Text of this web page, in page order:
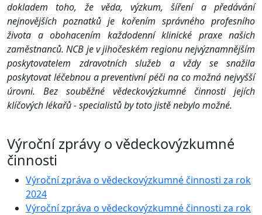
dokladem toho, že věda, výzkum, šíření a předávání
nejnovějších poznatků je kořením správného profesního
života a obohacením každodenní klinické praxe našich
zaměstnanců. NCB je v jihočeském regionu nejvýznamnějším
poskytovatelem zdravotních služeb a vždy se snažila
poskytovat léčebnou a preventivní péči na co možná nejvyšší
úrovni. Bez souběžné vědeckovýzkumné činnosti jejích
klíčových lékařů - specialistů by toto jistě nebylo možné.
Výroční zprávy o vědeckovýzkumné
činnosti
Výroční zpráva o vědeckovýzkumné činnosti za rok
2024
Výroční zpráva o vědeckovýzkumné činnosti za rok